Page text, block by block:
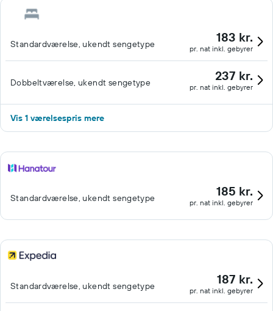
Standardværelse, ukendt sengetype 183 kr.
pr. nat inkl. gebyrer
Dobbeltværelse, ukendt sengetype 237 kr.
pr. nat inkl. gebyrer
Vis 1 værelsespris mere
Standardværelse, ukendt sengetype 185 kr.
pr. nat inkl. gebyrer
Standardværelse, ukendt sengetype 187 kr.
pr. nat inkl. gebyrer